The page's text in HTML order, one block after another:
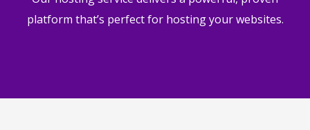
platform that’s perfect for hosting your websites.